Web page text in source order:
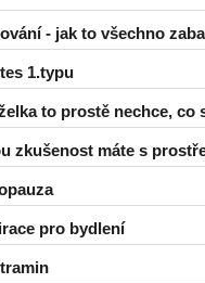
- jak to všechno
1.typu
to prostě nechce, co
zkušenost máte s
pro bydlení